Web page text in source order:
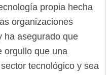
propia hecha
organizaciones
ha asegurado que
orgullo que una
tecnológico y sea